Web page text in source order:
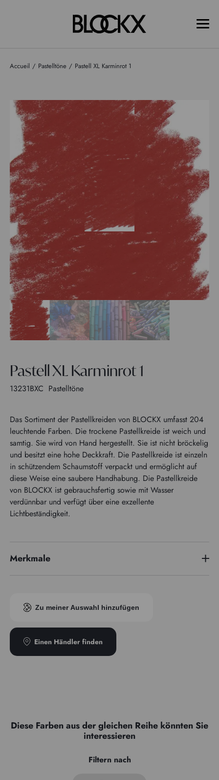
Accueil Pastelltöne Pastell XL Karminrot 1
Pastell XL Karminrot 1
13231BXC Pastelltöne
Das Sortiment der Pastellkreiden von BLOCKX umfasst 204
leuchtende Farben. Die trockene Pastellkreide ist weich und
samtig. Sie wird von Hand hergestellt. Sie ist nicht bröckelig
und besitzt eine hohe Deckkraft. Die Pastellkreide ist einzeln
in schützendem Schaumstoff verpackt und ermöglicht auf
diese Weise eine saubere Handhabung. Die Pastellkreide
von BLOCKX ist gebrauchsfertig sowie mit Wasser
verdünnbar und verfügt über eine exzellente
Lichtbeständigkeit.
Merkmale
Zu meiner Auswahl hinzufügen
Einen Händler finden
Diese Farben aus der gleichen Reihe könnten Sie
interessieren
Filtern nach